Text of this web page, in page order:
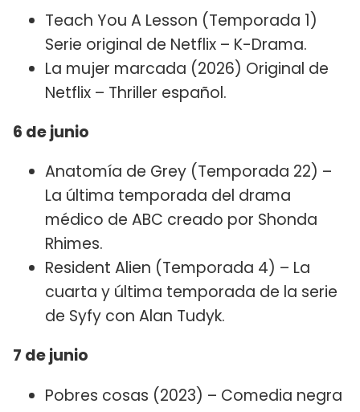
Teach You A Lesson (Temporada 1)
Serie original de Netflix – K-Drama.
La mujer marcada (2026) Original de
Netflix – Thriller español.
6 de junio
Anatomía de Grey (Temporada 22) –
La última temporada del drama
médico de ABC creado por Shonda
Rhimes.
Resident Alien (Temporada 4) – La
cuarta y última temporada de la serie
de Syfy con Alan Tudyk.
7 de junio
Pobres cosas (2023) – Comedia negra